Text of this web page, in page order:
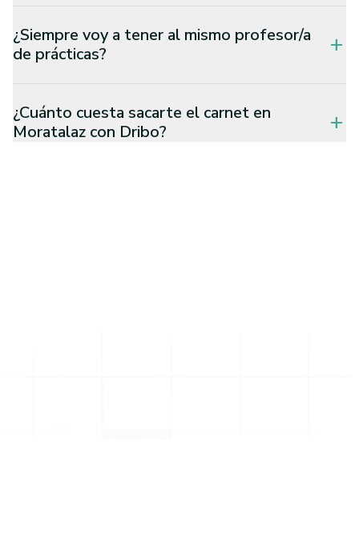
¿Siempre voy a tener al mismo profesor/a
de prácticas?
add
¿Cuánto cuesta sacarte el carnet en
Moratalaz con Dribo?
add